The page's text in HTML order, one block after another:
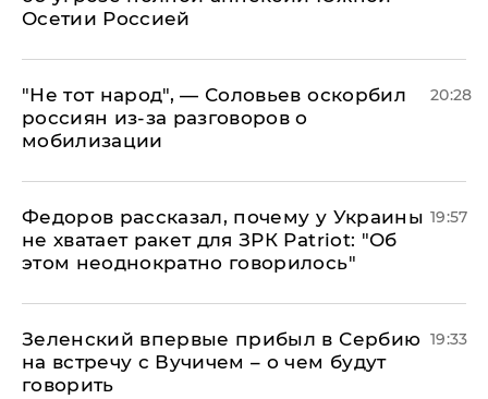
Осетии Россией
​"Не тот народ", — Соловьев оскорбил
россиян из-за разговоров о
мобилизации
20:28
Федоров рассказал, почему у Украины
не хватает ракет для ЗРК Patriot: "Об
этом неоднократно говорилось"
19:57
Зеленский впервые прибыл в Сербию
на встречу с Вучичем – о чем будут
говорить
19:33